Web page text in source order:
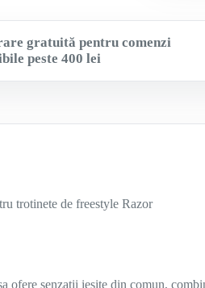
gratuită pentru comenzi
peste 400 lei
trotinete de freestyle Razor
ofere senzatii iesite din comun,